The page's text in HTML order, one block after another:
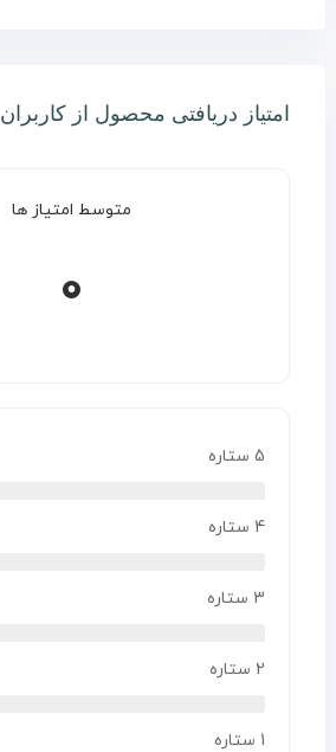
امتیاز دریافتی محصول از کاربران
متوسط امتیاز ها
0
5 ستاره
4 ستاره
3 ستاره
2 ستاره
1 ستاره